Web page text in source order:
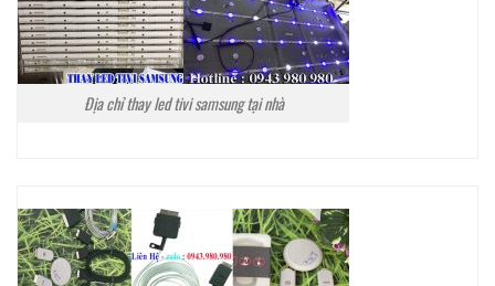
Địa chỉ thay led tivi samsung tại nhà